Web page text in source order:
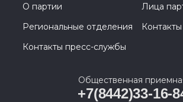
О партии
Лица
Региональные отделения
Контакты пресс-службы
Общественная
+7(8442)33-16-